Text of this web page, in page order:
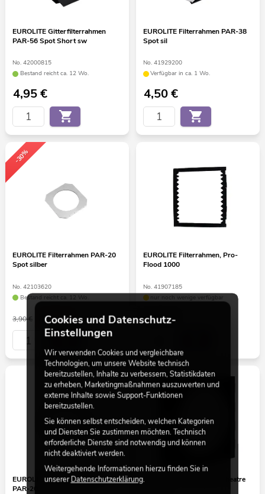
EUROLITE Gitterfilterrahmen
PAR-56 Spot Short sw
No. 42000815
Bestand reicht ca. 12 Wo.
4,95€
EUROLITE Filterrahmen PAR-38
Spot sil
No. 41929200
Verfügbar in ca. 1 Wo.
4,50€
-30%
EUROLITE Filterrahmen PAR-20
Spot silber
No. 42103620
Bestand reicht ca. 12 Wo.
3,90 € 2,75€
EUROLITE Filterrahmen, Pro-
Flood 1000
No. 41907185
nur noch wenige verfügbar
9,90€
EUROLITE Filterrahmen LED
PAR-20 3CT Spot silber
EUROLITE Filterrahmen Theatre
Cookies und Datenschutz-
Einstellungen
Wir verwenden Cookies und vergleichbare
Technologien, um unsere Website technisch
bereitzustellen, Inhalte zu verbessern, Statistikdaten
zu erheben, Marketingmaßnahmen auszuwerten und
externe Inhalte sowie Support-Funktionen
bereitzustellen.
Sie können selbst entscheiden, welchen Kategorien
und Diensten Sie zustimmen möchten. Technisch
erforderliche Dienste sind notwendig und können
nicht deaktiviert werden.
Weitergehende Informationen hierzu finden Sie in
unsererDatenschutzerklärung.